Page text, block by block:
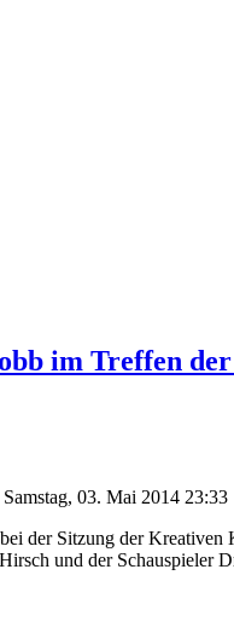
im Treffen
03. Mai 2014 23:33
der Sitzung der
und der Schauspieler